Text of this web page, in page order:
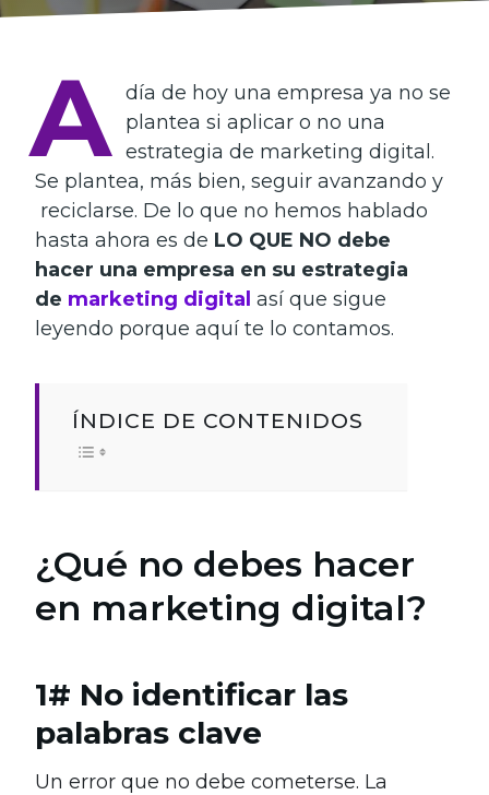
A día de hoy una empresa ya no se
plantea si aplicar o no una
estrategia de marketing digital.
Se plantea, más bien, seguir avanzando y
reciclarse. De lo que no hemos hablado
hasta ahora es de LO QUE NO debe
hacer una empresa en su estrategia
de marketing digital así que sigue
leyendo porque aquí te lo contamos.
ÍNDICE DE CONTENIDOS
¿Qué no debes hacer
en marketing digital?
1# No identificar las
palabras clave
Un error que no debe cometerse. La